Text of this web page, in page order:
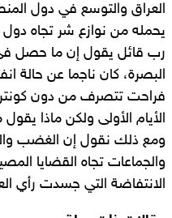
العراق والتوسع في دول
يحمله من نوازع شر تجاه
رب قائل يقول إن ما حصل
البصرة، كان ناجما عن حالة
فراحت تتصرف من دون
الأيام الأولى ولكن ماذا
ومع ذلك نقول إن الغضب
والجماعات تجاه القضايا
الانتفاضة التي جسدت رأي